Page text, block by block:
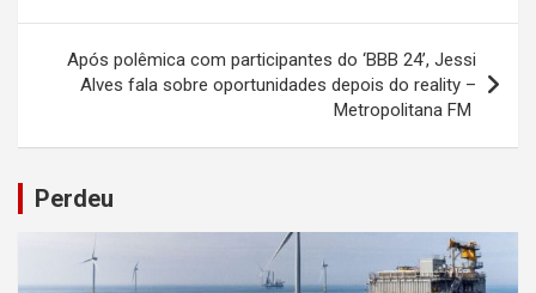
Post
Após polêmica com participantes do ‘BBB 24’, Jessi
Alves fala sobre oportunidades depois do reality –
Metropolitana FM
Perdeu